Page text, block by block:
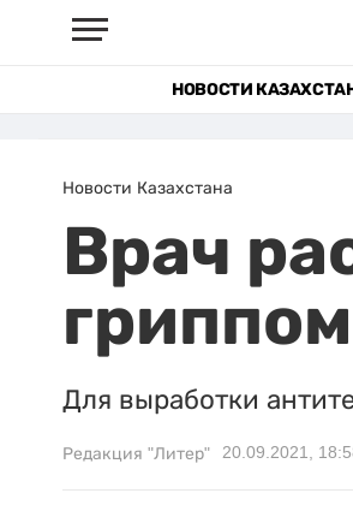
НОВОСТИ
Новости Казахстана
Врач
гриппом
Для выработки
Редакция "Литер" 20.09.2021,